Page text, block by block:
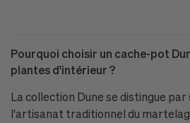
Pourquoi choisir un cache-pot
plantes d'intérieur ?
La collection Dune se distingue par
l'artisanat traditionnel du